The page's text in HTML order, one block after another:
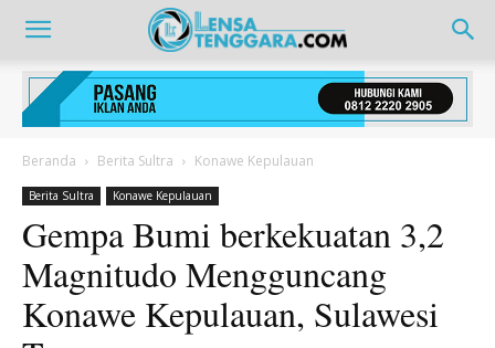
Beranda Berita Sultra Konawe Kepulauan
Berita Sultra Konawe Kepulauan
Gempa Bumi berkekuatan 3,2
Magnitudo Mengguncang
Konawe Kepulauan, Sulawesi